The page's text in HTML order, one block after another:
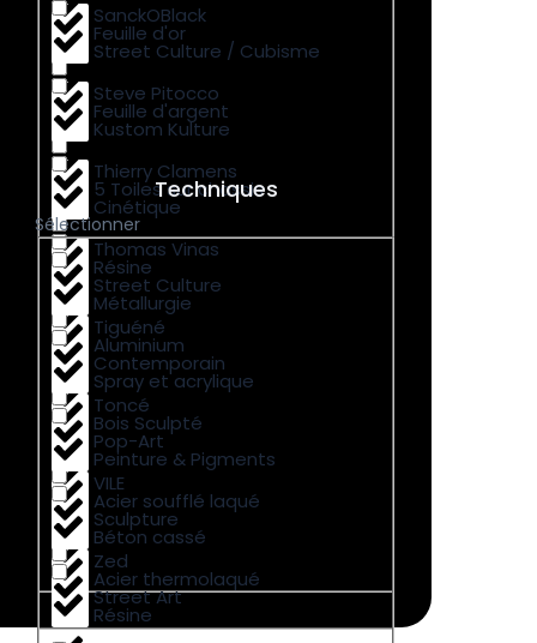
SanckOBlack
Steve Pitocco
Thierry Clamens
Thomas Vinas
Tiguéné
Toncé
VILE
Zed
Feuille d'or
Feuille d'argent
5 Toiles sur chassis
Résine
Aluminium
Bois Sculpté
Acier soufflé laqué
Acier thermolaqué
Street Culture / Cubisme
Kustom Kulture
Cinétique
Street Culture
Contemporain
Pop-Art
Sculpture
Street Art
Techniques
Sélectionner
Métallurgie
Spray et acrylique
Peinture & Pigments
Béton cassé
Résine